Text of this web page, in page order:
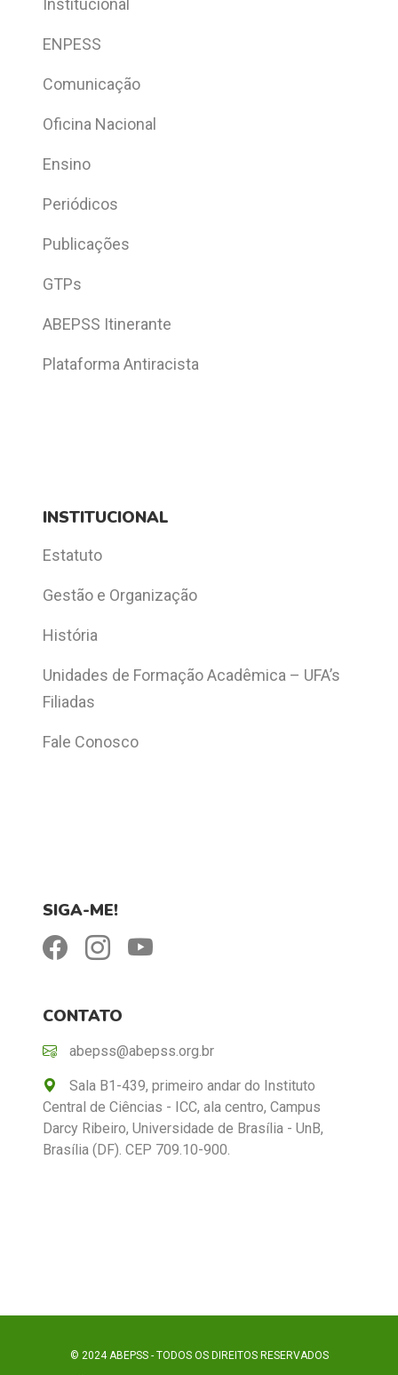
ENPESS
Comunicação
Oficina Nacional
Ensino
Periódicos
Publicações
GTPs
ABEPSS Itinerante
Plataforma Antiracista
INSTITUCIONAL
Estatuto
Gestão e Organização
História
Unidades de Formação Acadêmica – UFA’s
Filiadas
Fale Conosco
SIGA-ME!
CONTATO
abepss@abepss.org.br
Sala B1-439, primeiro andar do Instituto
Central de Ciências - ICC, ala centro, Campus
Darcy Ribeiro, Universidade de Brasília - UnB,
Brasília (DF). CEP 709.10-900.
© 2024 ABEPSS - TODOS OS DIREITOS RESERVADOS